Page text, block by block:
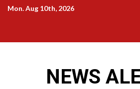
SkipMon. Aug 10th, 2026
NEWS